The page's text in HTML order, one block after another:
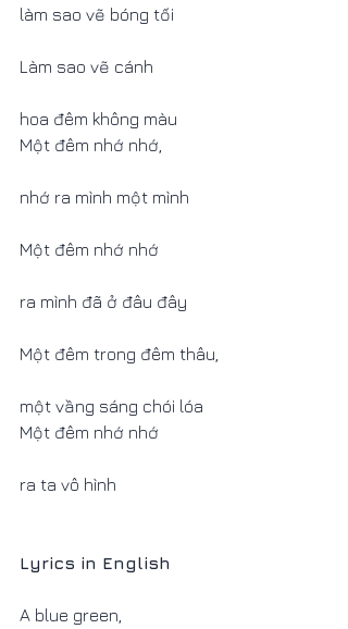
làm sao vẽ bóng tối
Làm sao vẽ cánh
hoa đêm không màu
Một đêm nhớ nhớ,
nhớ ra mình một mình
Một đêm nhớ nhớ
ra mình đã ở đâu đây
Một đêm trong đêm thâu,
một vầng sáng chói lóa
Một đêm nhớ nhớ
ra ta vô hình
Lyrics in English
A blue green,